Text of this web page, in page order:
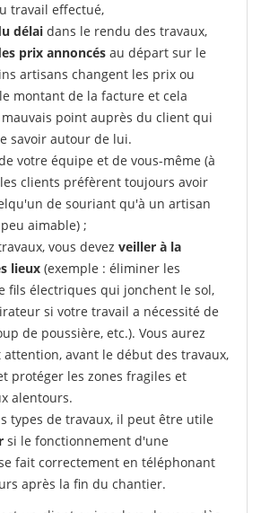
travail effectué,
délai dans le rendu des travaux,
prix annoncés au départ sur le
artisans changent les prix ou
montant de la facture et cela
point auprès du client qui
savoir autour de lui.
votre équipe et de vous-même (à
clients préfèrent toujours avoir
de souriant qu'à un artisan
aimable) ;
vous devez veiller à la
lieux (exemple : éliminer les
fils électriques qui jonchent le sol,
si votre travail a nécessité de
de poussière, etc.). Vous aurez
avant le début des travaux,
protéger les zones fragiles et
alentours.
types de travaux, il peut être utile
si le fonctionnement d'une
fait correctement en téléphonant
après la fin du chantier.